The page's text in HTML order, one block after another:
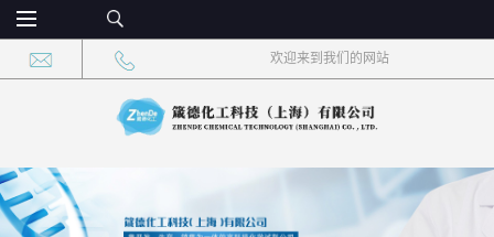
欢迎来到我们的网站